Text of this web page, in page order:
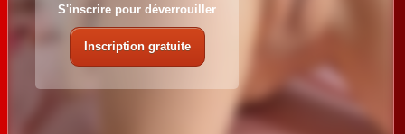
S'inscrire pour déverrouiller
Inscription gratuite